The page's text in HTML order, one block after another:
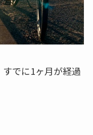
でに1ヶ月が経過